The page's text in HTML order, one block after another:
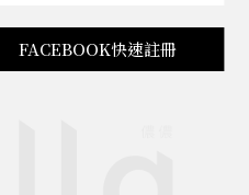
FACEBOOK快速註冊